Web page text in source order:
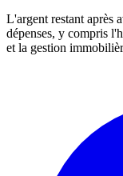
L'argent restant après
dépenses, y compris
et la gestion